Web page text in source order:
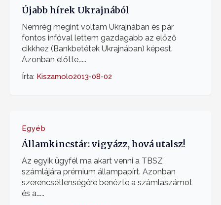
Újabb hírek Ukrajnából
Nemrég megint voltam Ukrajnában és pár
fontos infóval lettem gazdagabb az előző
cikkhez (Bankbetétek Ukrajnában) képest.
Azonban előtte…...
Írta: Kiszamolo2013-08-02
Egyéb
Államkincstár: vigyázz, hová utalsz!
Az egyik ügyfél ma akart venni a TBSZ
számlájára prémium állampapírt. Azonban
szerencsétlenségére benézte a számlaszámot
és a…...